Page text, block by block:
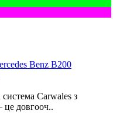
Benz B200
Carwales з
довгооч..